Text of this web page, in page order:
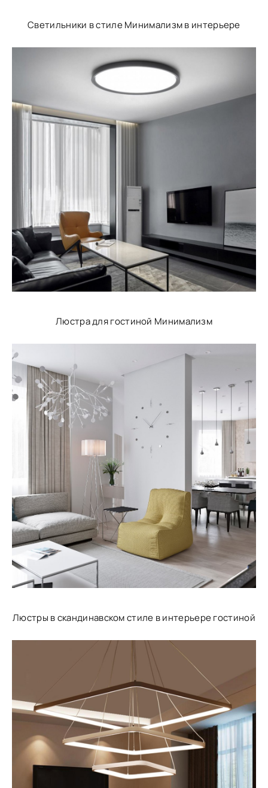
Светильники в стиле Минимализм в интерьере
Люстра для гостиной Минимализм
Люстры в скандинавском стиле в интерьере гостиной